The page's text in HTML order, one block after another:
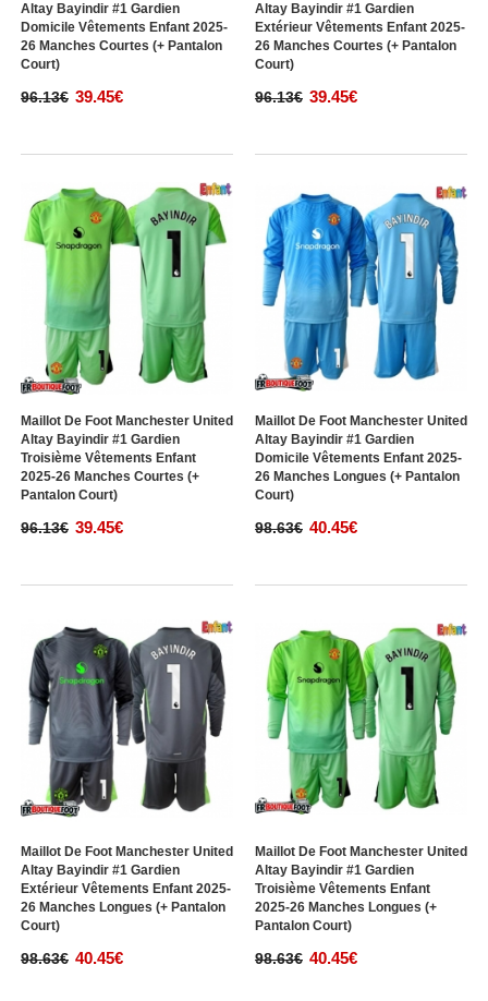
Altay Bayindir #1 Gardien
Domicile Vêtements Enfant 2025-
26 Manches Courtes (+ Pantalon
Court)
96.13€ 39.45€
Altay Bayindir #1 Gardien
Extérieur Vêtements Enfant 2025-
26 Manches Courtes (+ Pantalon
Court)
96.13€ 39.45€
Maillot De Foot Manchester United
Altay Bayindir #1 Gardien
Troisième Vêtements Enfant
2025-26 Manches Courtes (+
Pantalon Court)
96.13€ 39.45€
Maillot De Foot Manchester United
Altay Bayindir #1 Gardien
Domicile Vêtements Enfant 2025-
26 Manches Longues (+ Pantalon
Court)
98.63€ 40.45€
Maillot De Foot Manchester United
Altay Bayindir #1 Gardien
Extérieur Vêtements Enfant 2025-
26 Manches Longues (+ Pantalon
Court)
98.63€ 40.45€
Maillot De Foot Manchester United
Altay Bayindir #1 Gardien
Troisième Vêtements Enfant
2025-26 Manches Longues (+
Pantalon Court)
98.63€ 40.45€